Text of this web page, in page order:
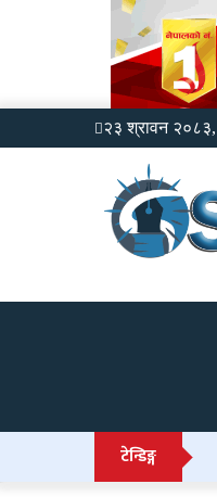
२३ श्रावन २०८३,
टेन्डिङ्ग